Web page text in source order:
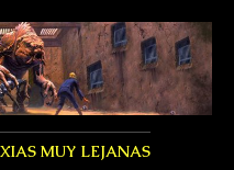
MUY LEJANAS